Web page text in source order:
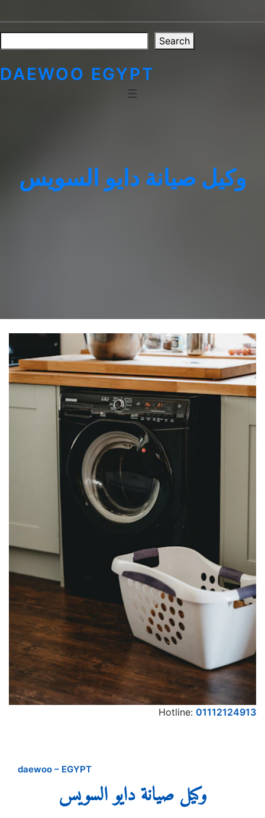
to
content
Search
DAEWOO EGYPT
وكيل صيانة دايو السويس
Hotline: 01112124913
daewoo – EGYPT
وكيل صيانة دايو السويس